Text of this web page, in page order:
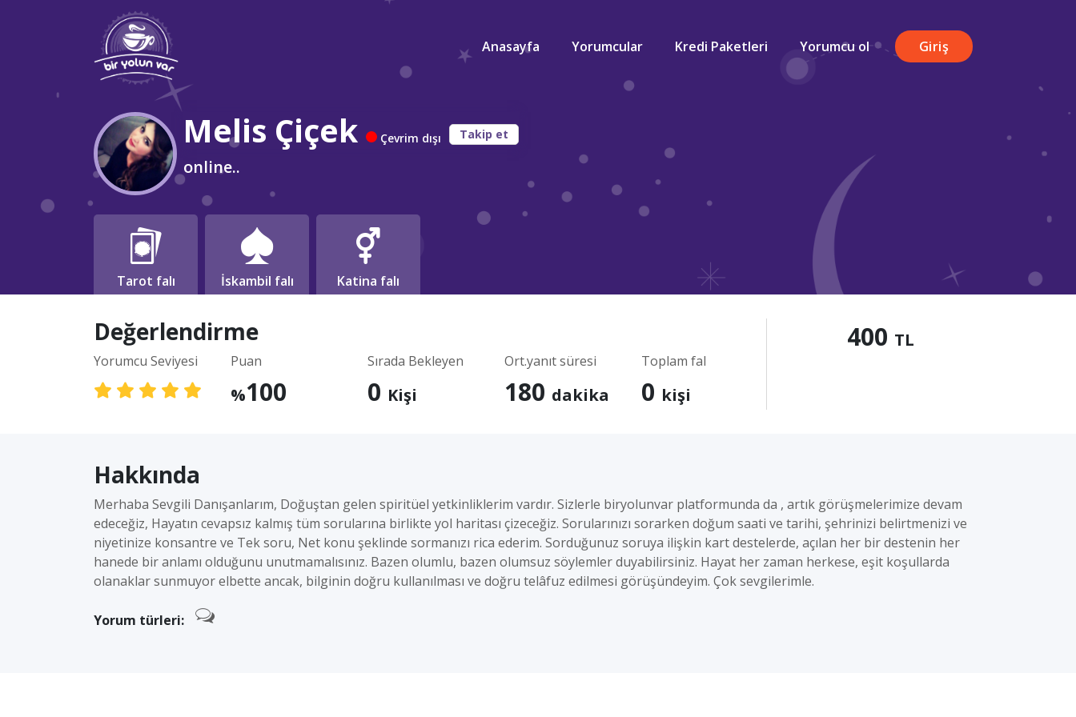
Anasayfa Yorumcular Kredi Paketleri Yorumcu ol Giriş
Melis Çiçek Çevrim dışı Takip et
online..
Tarot falı İskambil falı Katina falı
Değerlendirme
Yorumcu Seviyesi Puan
%100
Sırada Bekleyen
0 Kişi
Ort.yanıt süresi
180 dakika
Toplam fal
0 kişi
400 TL
Hakkında
Merhaba Sevgili Danışanlarım, Doğuştan gelen spiritüel yetkinliklerim vardır. Sizlerle biryolunvar platformunda da , artık görüşmelerimize devam
edeceğiz, Hayatın cevapsız kalmış tüm sorularına birlikte yol haritası çizeceğiz. Sorularınızı sorarken doğum saati ve tarihi, şehrinizi belirtmenizi ve
niyetinize konsantre ve Tek soru, Net konu şeklinde sormanızı rica ederim. Sorduğunuz soruya ilişkin kart destelerde, açılan her bir destenin her
hanede bir anlamı olduğunu unutmamalısınız. Bazen olumlu, bazen olumsuz söylemler duyabilirsiniz. Hayat her zaman herkese, eşit koşullarda
olanaklar sunmuyor elbette ancak, bilginin doğru kullanılması ve doğru telâfuz edilmesi görüşündeyim. Çok sevgilerimle.
Yorum türleri: